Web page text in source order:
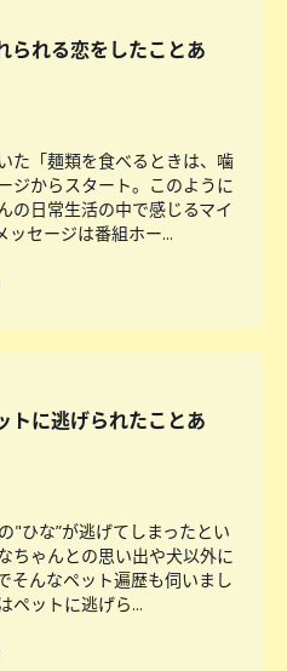
られる恋をしたことあ
た「麺類を食べるときは、噛
ジからスタート。このように
の日常生活の中で感じるマイ
ッセージは番組ホー...
トに逃げられたことあ
"ひな”が逃げてしまったとい
ちゃんとの思い出や犬以外に
そんなペット遍歴も伺いまし
ペットに逃げら...